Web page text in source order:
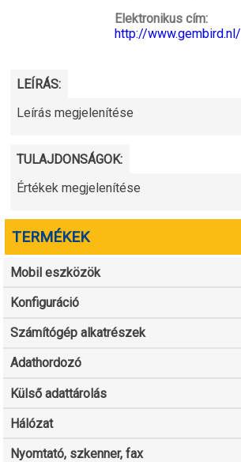
Elektronikus cím:
http://www.gembird.nl/
LEÍRÁS:
Leírás megjelenítése
TULAJDONSÁGOK:
Értékek megjelenítése
TERMÉKEK
Mobil eszközök
Konfiguráció
Számítógép alkatrészek
Adathordozó
Külső adattárolás
Hálózat
Nyomtató, szkenner, fax